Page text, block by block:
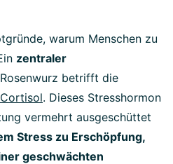
warum Menschen zu
zentraler
betrifft die
Cortisol. Dieses Stresshormon
vermehrt ausgeschüttet
Stress zu Erschöpfung,
geschwächten